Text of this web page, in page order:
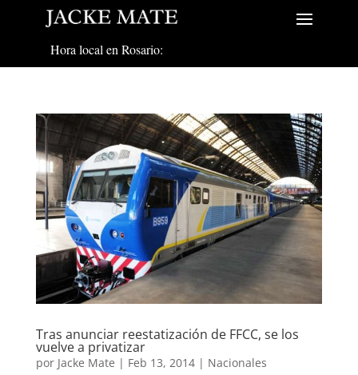
Hora local en Rosario:
Tras anunciar reestatización de FFCC, se los
vuelve a privatizar
por Jacke Mate | Feb 13, 2014| Nacionales